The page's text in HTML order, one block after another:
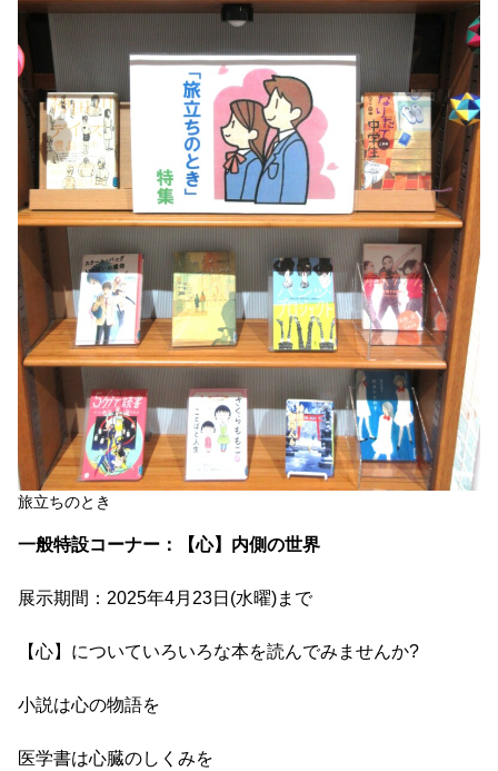
旅立ちのとき
一般特設コーナー：【心】内側の世界
展示期間：2025年4月23日(水曜)まで
【心】についていろいろな本を読んでみませんか?
小説は心の物語を
医学書は心臓のしくみを